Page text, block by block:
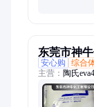
东莞市神
安心购
综合
主营： 陶氏
eva260、热熔